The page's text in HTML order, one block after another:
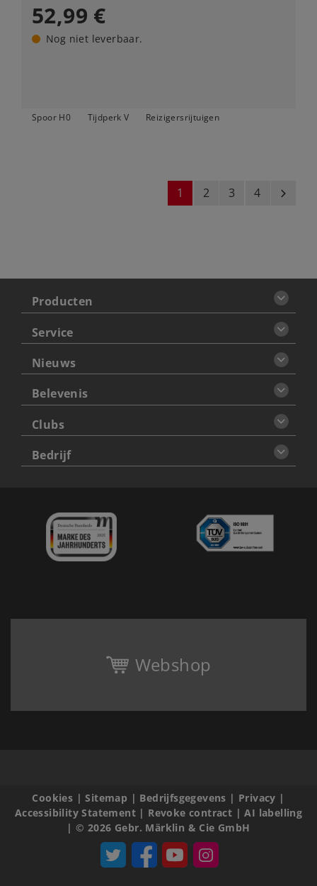
52,99 €
Nog niet leverbaar.
Spoor H0 Tijdperk V Reizigersrijtuigen
1 2 3 4 next
Producten
Service
Nieuws
Belevenis
Clubs
Bedrijf
Webshop
Cookies |Sitemap | Bedrijfsgegevens | Privacy |
Accessibility Statement| Revoke contract |AI labelling
|© 2026 Gebr. Märklin & Cie GmbH